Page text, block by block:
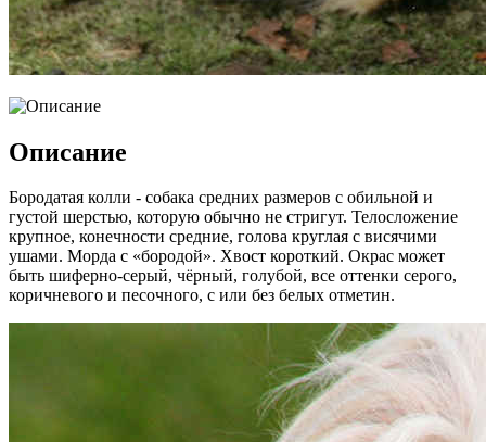
Описание
Бородатая колли - собака средних размеров с обильной и
густой шерстью, которую обычно не стригут. Телосложение
крупное, конечности средние, голова круглая с висячими
ушами. Морда с «бородой». Хвост короткий. Окрас может
быть шиферно-серый, чёрный, голубой, все оттенки серого,
коричневого и песочного, с или без белых отметин.